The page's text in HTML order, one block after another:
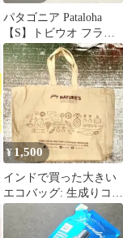
パタゴニア Pataloha
【S】トビウオ フライ
ングフィッシュ
¥ 1,500
インドで買った大きい
エコバッグ: 生成りコッ
トン[32×41 マチ幅12]